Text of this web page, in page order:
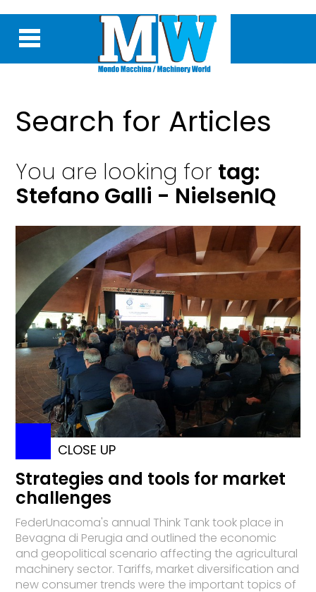
Search for Articles
You are looking for tag:
Stefano Galli - NielsenIQ
CLOSE UP
Strategies and tools for market
challenges
FederUnacoma's annual Think Tank took place in
Bevagna di Perugia and outlined the economic
and geopolitical scenario affecting the agricultural
machinery sector. Tariffs, market diversification and
new consumer trends were the important topics of